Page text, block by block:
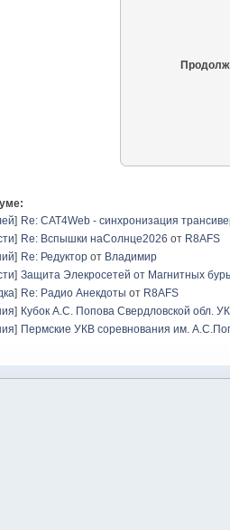
] Re: CAT4Web - синхронизация
] Re: Вспышки наСолнце2026 от R8AFS
] Re: Редуктор от Владимир
] Защита Элекросетей от Магнитных бурь
] Re: Радио Анекдоты от R8AFS
] Кубок А.С. Попова Свердловской обл.
] Пермские УКВ соревнования им.